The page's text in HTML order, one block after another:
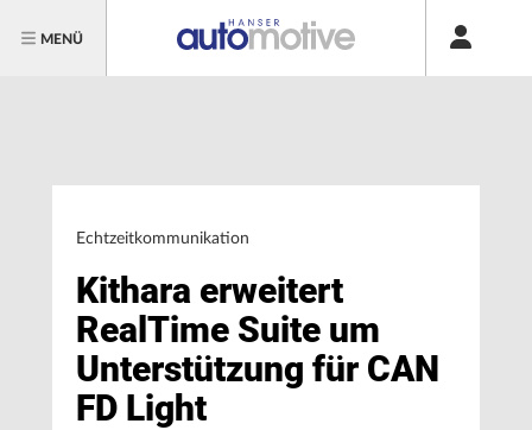
MENÜ
Echtzeitkommunikation
Kithara erweitert
RealTime Suite um
Unterstützung für CAN
FD Light